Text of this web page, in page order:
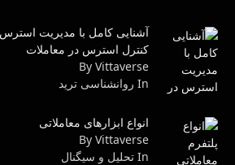
آشنایی کامل با مدیریت استرس
کنترل استرس در معاملات
By Vittaverse
In روانشناسى ترید
انواع ابزارهای معاملاتی
By Vittaverse
In تحلیل و سیگنال